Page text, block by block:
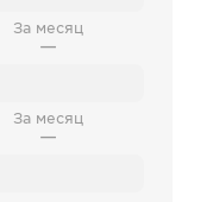
За месяц
—
За месяц
—